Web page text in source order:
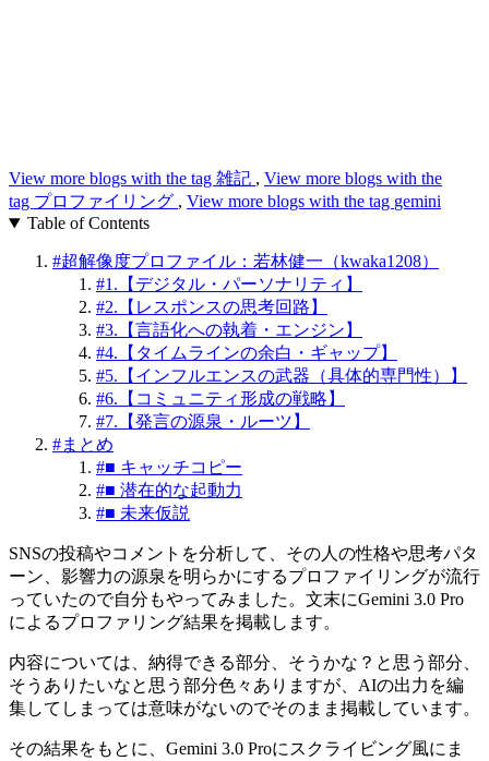
View more blogs with the tag 雑記 , View more blogs with the
tag プロファイリング , View more blogs with the tag gemini
Table of Contents
#超解像度プロファイル：若林健一（kwaka1208）
#1.【デジタル・パーソナリティ】
#2.【レスポンスの思考回路】
#3.【言語化への執着・エンジン】
#4.【タイムラインの余白・ギャップ】
#5.【インフルエンスの武器（具体的専門性）】
#6.【コミュニティ形成の戦略】
#7.【発言の源泉・ルーツ】
#まとめ
#■ キャッチコピー
#■ 潜在的な起動力
#■ 未来仮説
SNSの投稿やコメントを分析して、その人の性格や思考パタ
ーン、影響力の源泉を明らかにするプロファイリングが流行
っていたので自分もやってみました。文末にGemini 3.0 Pro
によるプロファリング結果を掲載します。
内容については、納得できる部分、そうかな？と思う部分、
そうありたいなと思う部分色々ありますが、AIの出力を編
集してしまっては意味がないのでそのまま掲載しています。
その結果をもとに、Gemini 3.0 Proにスクライビング風にま